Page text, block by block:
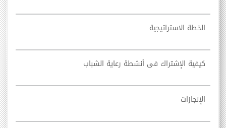
الخطة الاستراتيجية
كيفية الإشتراك فى أنشطة رعاية الشباب
الإنجازات